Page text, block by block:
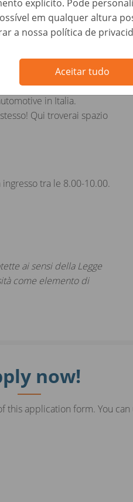
explícito. Pode
em qualquer altura
a nossa política de
Aceitar tudo
Pratica, Sisco
e propensione a
in Italia.
Qui troverai spazio
tra le 8.00-10.00.
ai sensi della Legge
come elemento di
now!
application form. You